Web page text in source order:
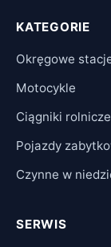
KATEGORIE
Okręgowe
Motocykle
Ciągniki rolnicze
Pojazdy
Czynne w
SERWIS